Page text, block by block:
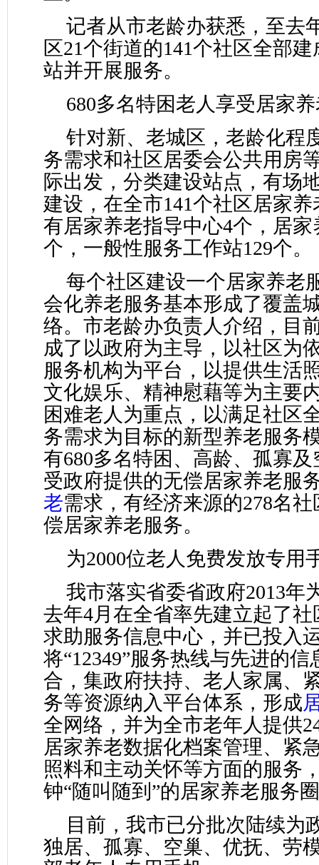
记者从市老龄办获悉，至去
区21个街道的141个社区全部
站并开展服务。
680多名特困老人享受居家
针对新、老城区，老龄化程
务需求和社区居委会公共用房
际出发，分类建设站点，有场
建设，在全市141个社区居家
有居家养老指导中心4个，居
个，一般性服务工作站129个。
每个社区建设一个居家养老
会化养老服务基本形成了覆盖
络。市老龄办负责人介绍，目
成了以政府为主导，以社区为
服务机构为平台，以提供生活
文化娱乐、精神慰藉等为主要
困难老人为重点，以满足社区
务需求为目标的新型养老服务
有680多名特困、高龄、孤寡
受政府提供的无偿居家养老服
老需求，有经济来源的278名
偿居家养老服务。
为2000位老人免费发放专用
我市落实省委省政府2013年
去年4月在全省率先建立起了
求助服务信息中心，并已投入
将“12349”服务热线与先进的
合，集政府扶持、老人家属、
务等资源纳入平台体系，形成
全网络，并为全市老年人提供
居家养老数据化档案管理、紧
照料和主动关怀等方面的服务
钟“随叫随到”的居家养老服务
目前，我市已分批次陆续为
独居、孤寡、空巢、优抚、劳